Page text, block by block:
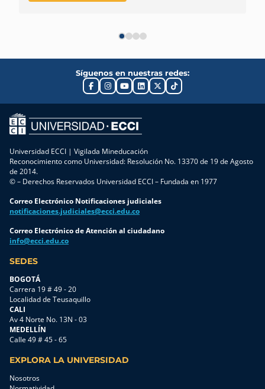
Síguenos en nuestras redes:
Universidad ECCI | Vigilada Mineducación
Reconocimiento como Universidad: Resolución No. 13370 de 19 de Agosto
de 2014.
© – Derechos Reservados Universidad ECCI – Fundada en 1977
Correo Electrónico Notificaciones judiciales
notificaciones.judiciales@ecci.edu.co
Correo Electrónico de Atención al ciudadano
info@ecci.edu.co
SEDES
BOGOTÁ
Carrera 19 # 49 - 20
Localidad de Teusaquillo
CALI
Av 4 Norte No. 13N - 03
MEDELLÍN
Calle 49 # 45 - 65
EXPLORA LA UNIVERSIDAD
Nosotros